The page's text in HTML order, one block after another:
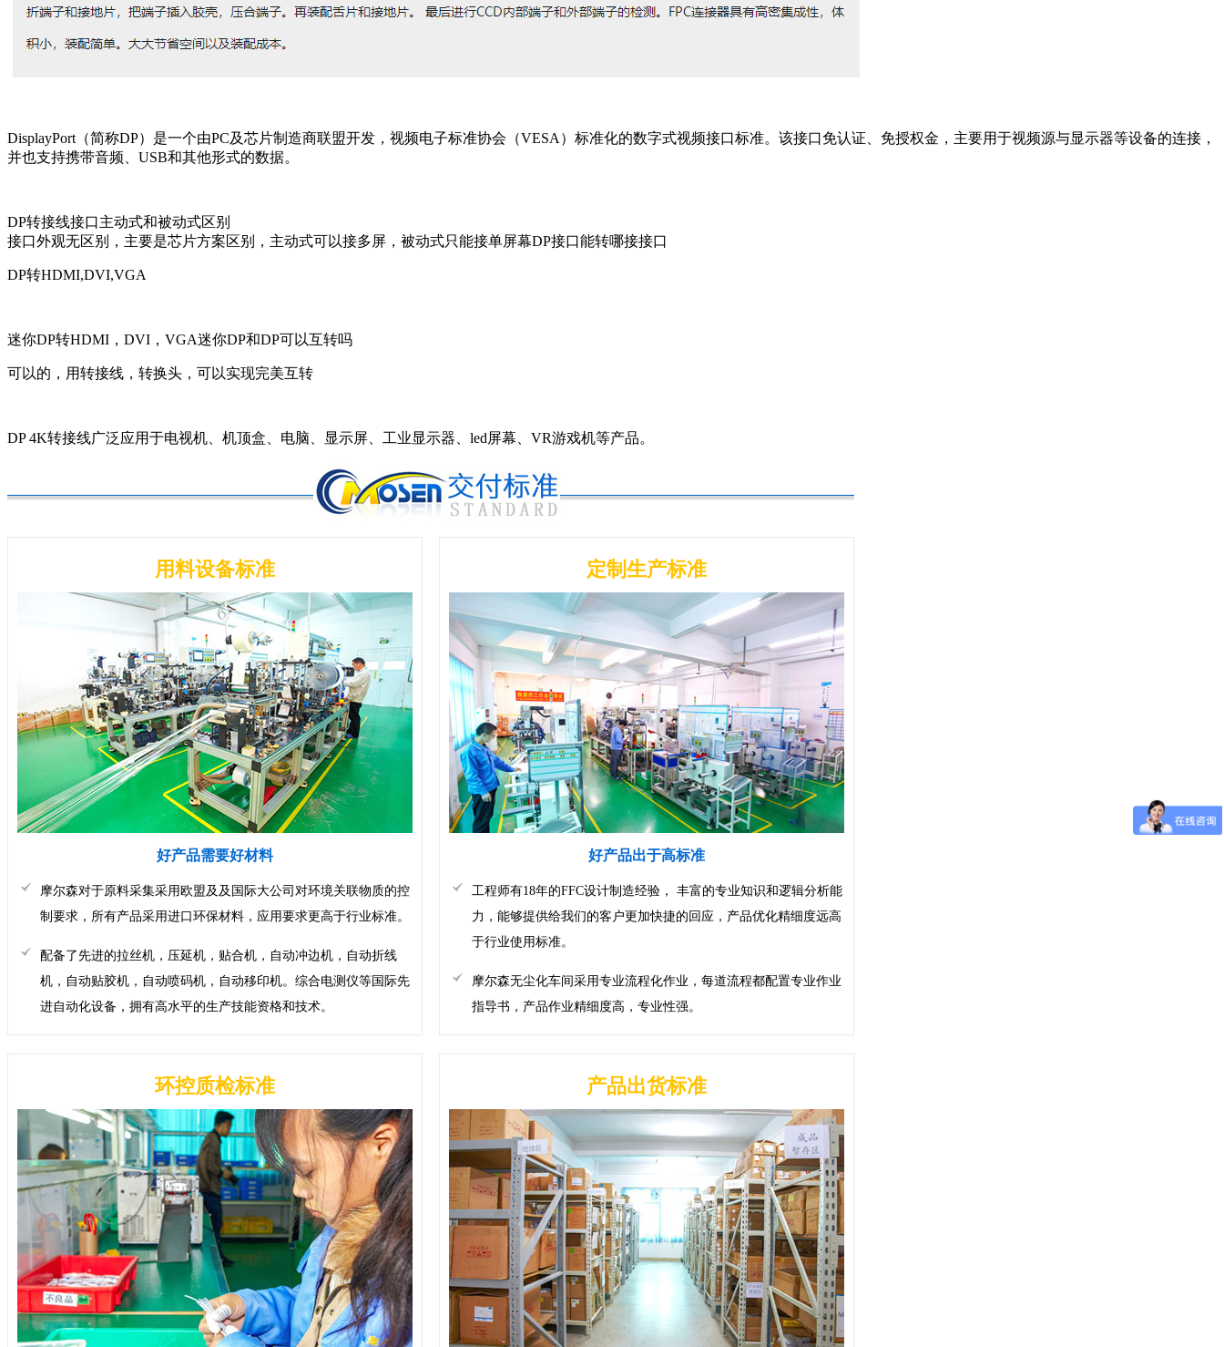
DisplayPort（简称DP）是一个由PC及芯片制造商联盟开发，视频电子标准协会（VESA）标准化的数字式视频接口标准。该接口免认证、免授权金，主要用于视频源与显示器等设备的连接，
并也支持携带音频、USB和其他形式的数据。
DP转接线接口主动式和被动式区别
接口外观无区别，主要是芯片方案区别，主动式可以接多屏，被动式只能接单屏幕DP接口能转哪接接口
DP转HDMI,DVI,VGA
迷你DP转HDMI，DVI，VGA迷你DP和DP可以互转吗
可以的，用转接线，转换头，可以实现完美互转
DP 4K转接线广泛应用于电视机、机顶盒、电脑、显示屏、工业显示器、led屏幕、VR游戏机等产品。
用料设备标准
好产品需要好材料
摩尔森对于原料采集采用欧盟及及国际大公司对环境关联物质的控
制要求，所有产品采用进口环保材料，应用要求更高于行业标准。
配备了先进的拉丝机，压延机，贴合机，自动冲边机，自动折线
机，自动贴胶机，自动喷码机，自动移印机。综合电测仪等国际先
进自动化设备，拥有高水平的生产技能资格和技术。
定制生产标准
好产品出于高标准
工程师有18年的FFC设计制造经验， 丰富的专业知识和逻辑分析能
力，能够提供给我们的客户更加快捷的回应，产品优化精细度远高
于行业使用标准。
摩尔森无尘化车间采用专业流程化作业，每道流程都配置专业作业
指导书，产品作业精细度高，专业性强。
环控质检标准 产品出货标准